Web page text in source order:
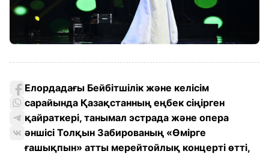
Елордадағы Бейбітшілік және келісім
сарайында Қазақстанның еңбек сіңірген
қайраткері, танымал эстрада және опера
әншісі Толқын Забированың «Өмірге
ғашықпын» атты мерейтойлық концерті өтті,